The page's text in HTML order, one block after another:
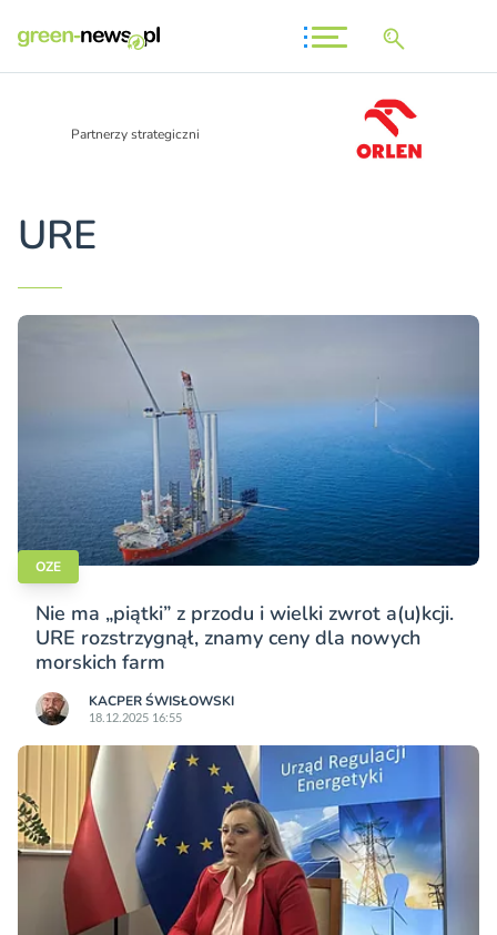
Partnerzy strategiczni
URE
OZE
Nie ma „piątki” z przodu i wielki zwrot a(u)kcji.
URE rozstrzygnął, znamy ceny dla nowych
morskich farm
KACPER ŚWISŁO­WSKI
18.12.2025 16:55